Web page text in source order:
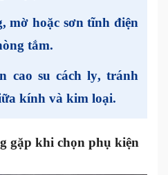
mờ hoặc sơn tĩnh điện
tắm.
cao su cách ly, tránh
kính và kim loại.
gặp khi chọn phụ kiện